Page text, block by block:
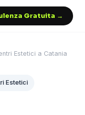
Gratuita →
Estetici a Catania
Estetici